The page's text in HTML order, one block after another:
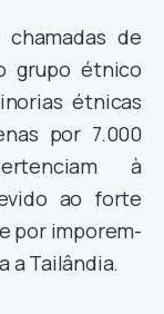
de
grupo étnico
étnicas
por 7.000
à
ao forte
por imporem-
a Tailândia.